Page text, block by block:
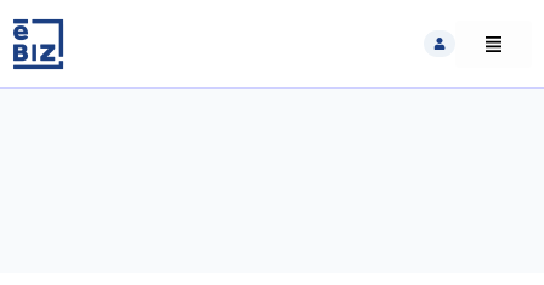
content